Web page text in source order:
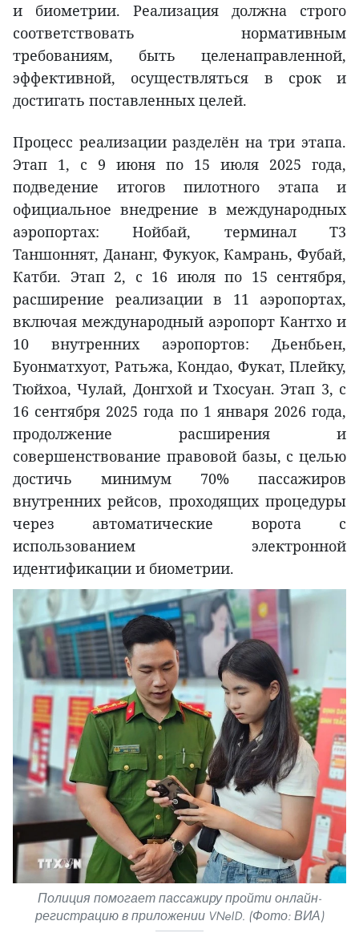
и биометрии. Реализация должна строго
соответствовать нормативным
требованиям, быть целенаправленной,
эффективной, осуществляться в срок и
достигать поставленных целей.
Процесс реализации разделён на три этапа.
Этап 1, с 9 июня по 15 июля 2025 года,
подведение итогов пилотного этапа и
официальное внедрение в международных
аэропортах: Нойбай, терминал T3
Таншоннят, Дананг, Фукуок, Камрань, Фубай,
Катби. Этап 2, с 16 июля по 15 сентября,
расширение реализации в 11 аэропортах,
включая международный аэропорт Кантхо и
10 внутренних аэропортов: Дьенбьен,
Буонматхуот, Ратьжа, Кондао, Фукат, Плейку,
Тюйхоа, Чулай, Донгхой и Тхосуан. Этап 3, с
16 сентября 2025 года по 1 января 2026 года,
продолжение расширения и
совершенствование правовой базы, с целью
достичь минимум 70% пассажиров
внутренних рейсов, проходящих процедуры
через автоматические ворота с
использованием электронной
идентификации и биометрии.
Полиция помогает пассажиру пройти онлайн-
регистрацию в приложении VNeID. (Фото: ВИА)